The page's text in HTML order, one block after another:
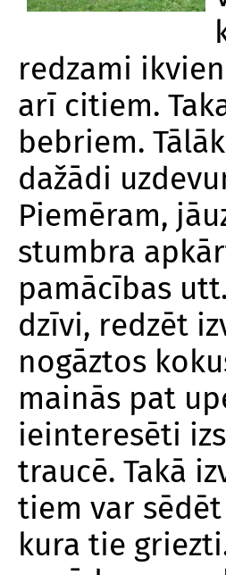
redzami
arī citiem.
bebriem.
dažādi
Piemēram,
stumbra
pamācības
dzīvi, redzēt
nogāztos
mainās pat
ieinteresēti
traucē. Takā
tiem var
kura tie